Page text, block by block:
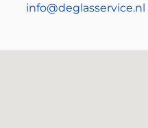
info@deglasservice.nl​